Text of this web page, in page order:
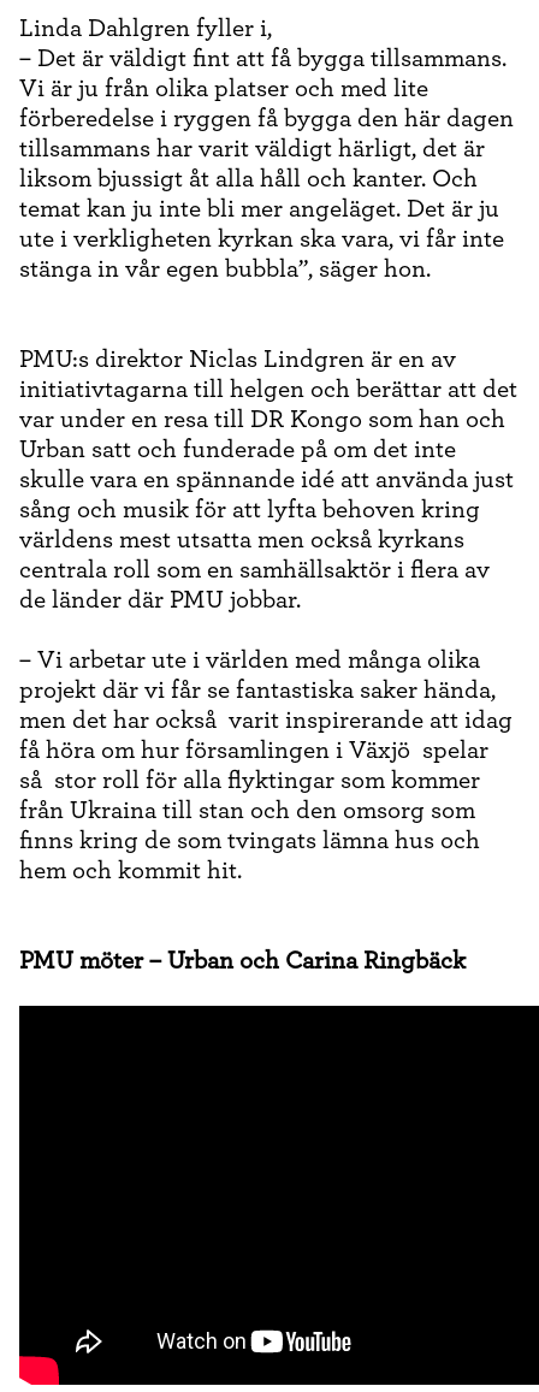
Linda Dahlgren fyller i,
– Det är väldigt fint att få bygga tillsammans.
Vi är ju från olika platser och med lite
förberedelse i ryggen få bygga den här dagen
tillsammans har varit väldigt härligt, det är
liksom bjussigt åt alla håll och kanter. Och
temat kan ju inte bli mer angeläget. Det är ju
ute i verkligheten kyrkan ska vara, vi får inte
stänga in vår egen bubbla”, säger hon.
PMU:s direktor Niclas Lindgren är en av
initiativtagarna till helgen och berättar att det
var under en resa till DR Kongo som han och
Urban satt och funderade på om det inte
skulle vara en spännande idé att använda just
sång och musik för att lyfta behoven kring
världens mest utsatta men också kyrkans
centrala roll som en samhällsaktör i flera av
de länder där PMU jobbar.
– Vi arbetar ute i världen med många olika
projekt där vi får se fantastiska saker hända,
men det har också varit inspirerande att idag
få höra om hur församlingen i Växjö spelar
så stor roll för alla flyktingar som kommer
från Ukraina till stan och den omsorg som
finns kring de som tvingats lämna hus och
hem och kommit hit.
PMU möter – Urban och Carina Ringbäck